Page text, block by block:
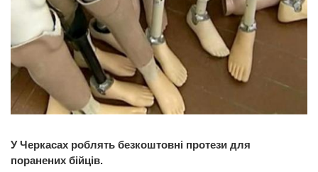
У Черкасах роблять безкоштовні протези для
поранених бійців.